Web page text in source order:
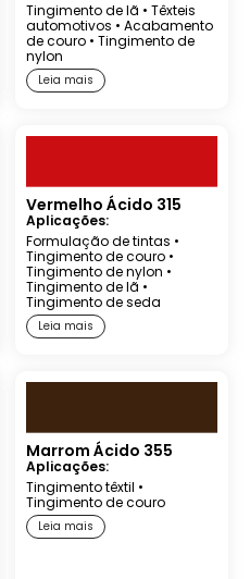
Tingimento de lã • Têxteis
automotivos • Acabamento
de couro• Tingimento de
nylon
Leia mais
Vermelho Ácido 315
Aplicações:
Formulação de tintas •
Tingimento de couro•
Tingimento de nylon •
Tingimento de lã •
Tingimento de seda
Leia mais
Marrom Ácido 355
Aplicações:
Tingimento têxtil •
Tingimento de couro
Leia mais